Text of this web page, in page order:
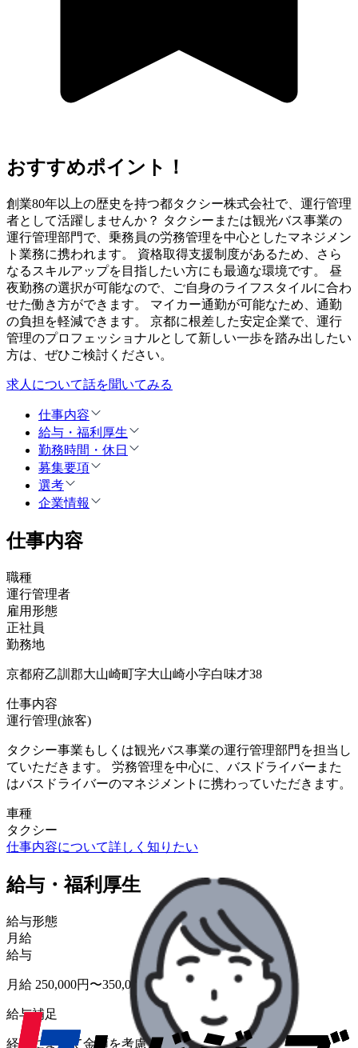
おすすめポイント！
創業80年以上の歴史を持つ都タクシー株式会社で、運行管理
者として活躍しませんか？ タクシーまたは観光バス事業の
運行管理部門で、乗務員の労務管理を中心としたマネジメン
ト業務に携われます。 資格取得支援制度があるため、さら
なるスキルアップを目指したい方にも最適な環境です。 昼
夜勤務の選択が可能なので、ご自身のライフスタイルに合わ
せた働き方ができます。 マイカー通勤が可能なため、通勤
の負担を軽減できます。 京都に根差した安定企業で、運行
管理のプロフェッショナルとして新しい一歩を踏み出したい
方は、ぜひご検討ください。
求人について話を聞いてみる
仕事内容
給与・福利厚生
勤務時間・休日
募集要項
選考
企業情報
仕事内容
職種
運行管理者
雇用形態
正社員
勤務地
京都府乙訓郡大山崎町字大山崎小字白味才38
仕事内容
運行管理(旅客)
タクシー事業もしくは観光バス事業の運行管理部門を担当し
ていただきます。 労務管理を中心に、バスドライバーまた
はバスドライバーのマネジメントに携わっていただきます。
車種
タクシー
仕事内容について詳しく知りたい
給与・福利厚生
給与形態
月給
給与
月給 250,000円〜350,000円
給与補足
経験によって金額を考慮します。